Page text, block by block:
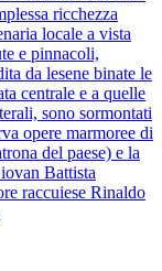
ricchezza
locale a vista
e pinnacoli,
da lesene binate le
centrale e a quelle
sono sormontati
opere marmoree di
del paese) e la
Battista
raccuiese Rinaldo